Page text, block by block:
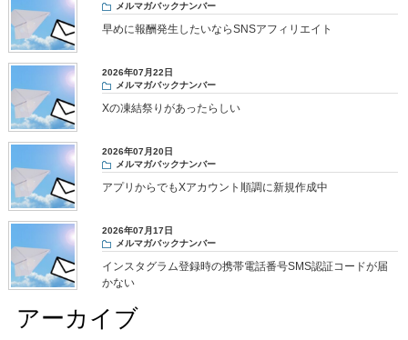
メルマガバックナンバー
早めに報酬発生したいならSNSアフィリエイト
2026年07月22日
メルマガバックナンバー
Xの凍結祭りがあったらしい
2026年07月20日
メルマガバックナンバー
アプリからでもXアカウント順調に新規作成中
2026年07月17日
メルマガバックナンバー
インスタグラム登録時の携帯電話番号SMS認証コードが届
かない
アーカイブ